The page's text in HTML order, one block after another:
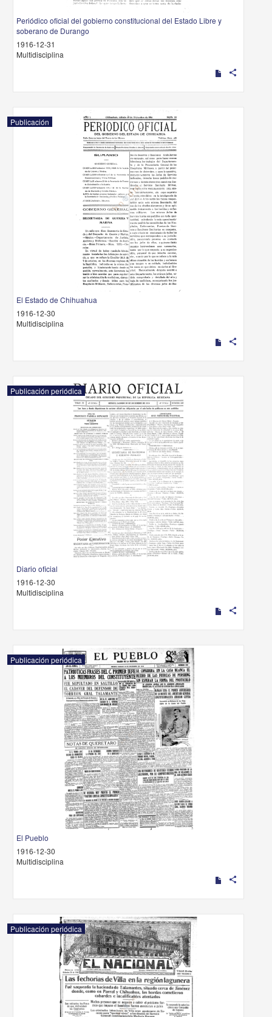
Periódico oficial del gobierno constitucional del Estado Libre y
soberano de Durango
1916-12-31
Multidisciplina
share
Publicación
El Estado de Chihuahua
1916-12-30
Multidisciplina
share
Publicación periódica
Diario oficial
1916-12-30
Multidisciplina
share
Publicación periódica
El Pueblo
1916-12-30
Multidisciplina
share
Publicación periódica